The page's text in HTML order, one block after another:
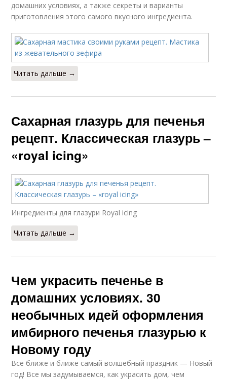
домашних условиях, а также секреты и варианты
приготовления этого самого вкусного ингредиента.
Читать дальше →
Сахарная глазурь для печенья
рецепт. Классическая глазурь –
«royal icing»
Ингредиенты для глазури Royal icing
Читать дальше →
Чем украсить печенье в
домашних условиях. 30
необычных идей оформления
имбирного печенья глазурью к
Новому году
Всё ближе и ближе самый волшебный праздник — Новый
год! Все мы задумываемся, как украсить дом, чем